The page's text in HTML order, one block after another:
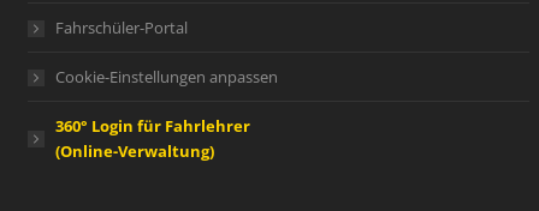
Fahrschüler-Portal
Cookie-Einstellungen anpassen
360° Login für Fahrlehrer
(Online-Verwaltung)